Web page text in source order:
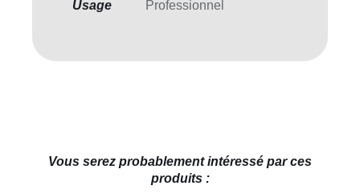
Usage Professionnel
Vous serez probablement intéressé par ces
produits :